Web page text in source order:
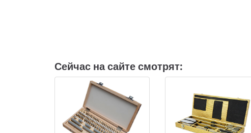
Сейчас на сайте смотрят: